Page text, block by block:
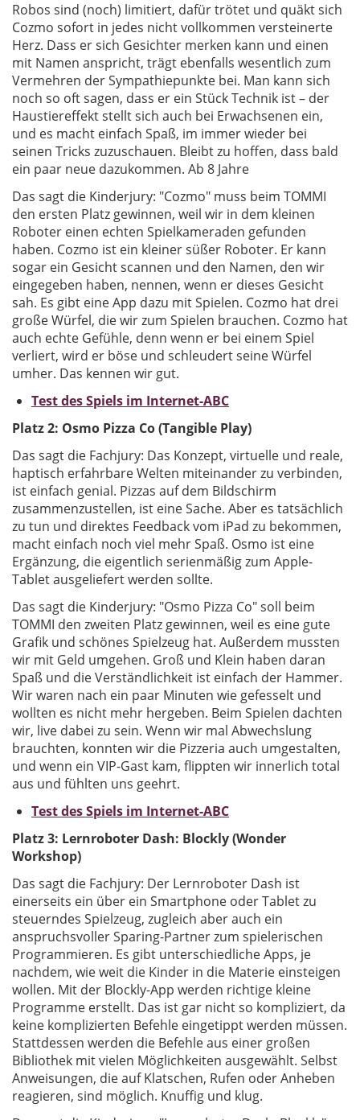
Robos sind (noch) limitiert, dafür trötet und quäkt sich
Cozmo sofort in jedes nicht vollkommen versteinerte
Herz. Dass er sich Gesichter merken kann und einen
mit Namen anspricht, trägt ebenfalls wesentlich zum
Vermehren der Sympathiepunkte bei. Man kann sich
noch so oft sagen, dass er ein Stück Technik ist – der
Haustiereffekt stellt sich auch bei Erwachsenen ein,
und es macht einfach Spaß, im immer wieder bei
seinen Tricks zuzuschauen. Bleibt zu hoffen, dass bald
ein paar neue dazukommen. Ab 8 Jahre
Das sagt die Kinderjury: "Cozmo" muss beim TOMMI
den ersten Platz gewinnen, weil wir in dem kleinen
Roboter einen echten Spielkameraden gefunden
haben. Cozmo ist ein kleiner süßer Roboter. Er kann
sogar ein Gesicht scannen und den Namen, den wir
eingegeben haben, nennen, wenn er dieses Gesicht
sah. Es gibt eine App dazu mit Spielen. Cozmo hat drei
große Würfel, die wir zum Spielen brauchen. Cozmo hat
auch echte Gefühle, denn wenn er bei einem Spiel
verliert, wird er böse und schleudert seine Würfel
umher. Das kennen wir gut.
Test des Spiels im Internet-ABC
Platz 2: Osmo Pizza Co (Tangible Play)
Das sagt die Fachjury: Das Konzept, virtuelle und reale,
haptisch erfahrbare Welten miteinander zu verbinden,
ist einfach genial. Pizzas auf dem Bildschirm
zusammenzustellen, ist eine Sache. Aber es tatsächlich
zu tun und direktes Feedback vom iPad zu bekommen,
macht einfach noch viel mehr Spaß. Osmo ist eine
Ergänzung, die eigentlich serienmäßig zum Apple-
Tablet ausgeliefert werden sollte.
Das sagt die Kinderjury: "Osmo Pizza Co" soll beim
TOMMI den zweiten Platz gewinnen, weil es eine gute
Grafik und schönes Spielzeug hat. Außerdem mussten
wir mit Geld umgehen. Groß und Klein haben daran
Spaß und die Verständlichkeit ist einfach der Hammer.
Wir waren nach ein paar Minuten wie gefesselt und
wollten es nicht mehr hergeben. Beim Spielen dachten
wir, live dabei zu sein. Wenn wir mal Abwechslung
brauchten, konnten wir die Pizzeria auch umgestalten,
und wenn ein VIP-Gast kam, flippten wir innerlich total
aus und fühlten uns geehrt.
Test des Spiels im Internet-ABC
Platz 3: Lernroboter Dash: Blockly (Wonder
Workshop)
Das sagt die Fachjury: Der Lernroboter Dash ist
einerseits ein über ein Smartphone oder Tablet zu
steuerndes Spielzeug, zugleich aber auch ein
anspruchsvoller Sparing-Partner zum spielerischen
Programmieren. Es gibt unterschiedliche Apps, je
nachdem, wie weit die Kinder in die Materie einsteigen
wollen. Mit der Blockly-App werden richtige kleine
Programme erstellt. Das ist gar nicht so kompliziert, da
keine komplizierten Befehle eingetippt werden müssen.
Stattdessen werden die Befehle aus einer großen
Bibliothek mit vielen Möglichkeiten ausgewählt. Selbst
Anweisungen, die auf Klatschen, Rufen oder Anheben
reagieren, sind möglich. Knuffig und klug.